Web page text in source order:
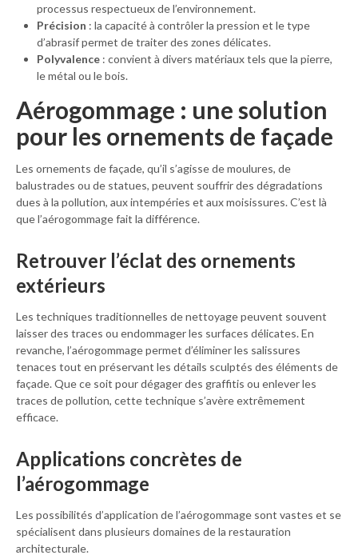
processus respectueux de l’environnement.
Précision : la capacité à contrôler la pression et le type
d’abrasif permet de traiter des zones délicates.
Polyvalence : convient à divers matériaux tels que la pierre,
le métal ou le bois.
Aérogommage : une solution
pour les ornements de façade
Les ornements de façade, qu’il s’agisse de moulures, de
balustrades ou de statues, peuvent souffrir des dégradations
dues à la pollution, aux intempéries et aux moisissures. C’est là
que l’aérogommage fait la différence.
Retrouver l’éclat des ornements
extérieurs
Les techniques traditionnelles de nettoyage peuvent souvent
laisser des traces ou endommager les surfaces délicates. En
revanche, l’aérogommage permet d’éliminer les salissures
tenaces tout en préservant les détails sculptés des éléments de
façade. Que ce soit pour dégager des graffitis ou enlever les
traces de pollution, cette technique s’avère extrêmement
efficace.
Applications concrètes de
l’aérogommage
Les possibilités d’application de l’aérogommage sont vastes et se
spécialisent dans plusieurs domaines de la restauration
architecturale.